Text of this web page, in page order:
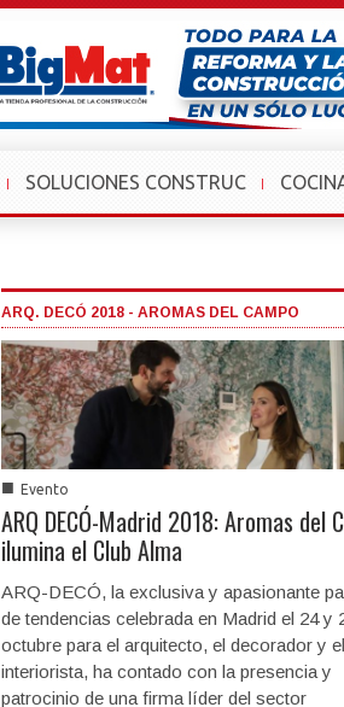
SOLUCIONES CONSTRUC
ARQ. DECÓ 2018 - AROMAS DEL CAMPO
■ Evento
ARQ DECÓ-Madrid 2018: Aromas del
ilumina el Club Alma
ARQ-DECÓ, la exclusiva y apasionante
de tendencias celebrada en Madrid el 24 y
octubre para el arquitecto, el decorador y el
interiorista, ha contado con la presencia y
patrocinio de una firma líder del sector